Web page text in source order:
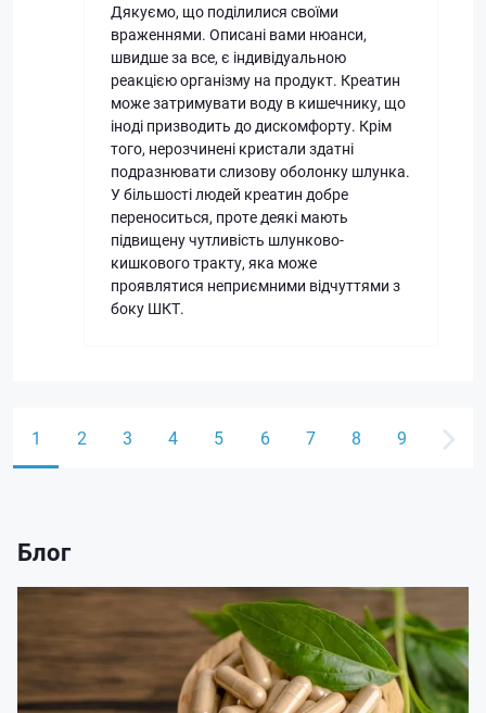
Дякуємо, що поділилися своїми
враженнями. Описані вами нюанси,
швидше за все, є індивідуальною
реакцією організму на продукт. Креатин
може затримувати воду в кишечнику, що
іноді призводить до дискомфорту. Крім
того, нерозчинені кристали здатні
подразнювати слизову оболонку шлунка.
У більшості людей креатин добре
переноситься, проте деякі мають
підвищену чутливість шлунково-
кишкового тракту, яка може
проявлятися неприємними відчуттями з
боку ШКТ.
1 2 3 4 5 6 7 8 9
Блог